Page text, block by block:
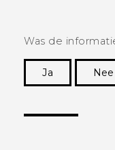
Was de
Ja
Nee